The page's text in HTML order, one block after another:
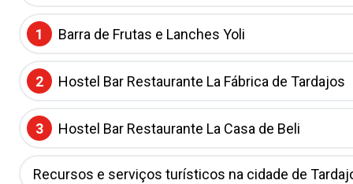
1 Barra de Frutas e Lanches Yoli
2 Hostel Bar Restaurante La Fábrica de Tardajos
3 Hostel Bar Restaurante La Casa de Beli
Recursos e serviços turísticos na cidade de